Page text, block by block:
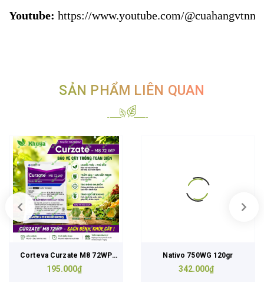
Youtube: https://www.youtube.com/
SẢN PHẨM LIÊN QUAN
Corteva Curzate M8 72WP
500gr
195.000₫
Nativo 750WG 120gr
342.000₫